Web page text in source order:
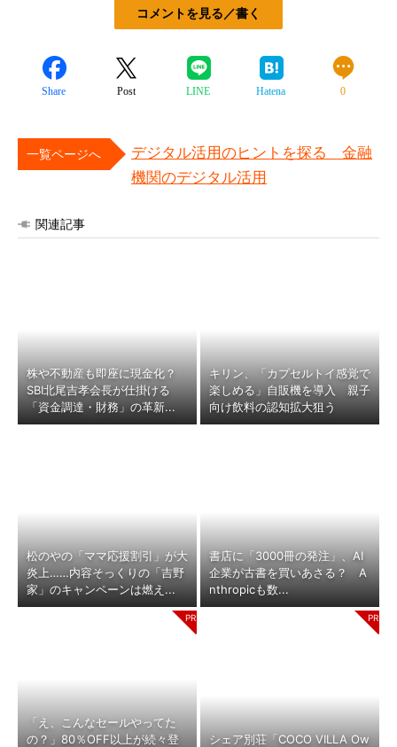
コメントを見る／書く
Share Post LINE Hatena 0
一覧ページへ
デジタル活用のヒントを探る 金融
機関のデジタル活用
関連記事
株や不動産も即座に現金化？
SBI北尾吉孝会長が仕掛ける
「資金調達・財務」の革新...
キリン、「カプセルトイ感覚で
楽しめる」自販機を導入 親子
向け飲料の認知拡大狙う
松のやの「ママ応援割引」が大
炎上……内容そっくりの「吉野
家」のキャンペーンは燃え...
書店に「3000冊の発注」、AI
企業が古書を買いあさる？ A
nthropicも数...
「え、こんなセールやってた
の？」80％OFF以上が続々登
シェア別荘「COCO VILLA Ow